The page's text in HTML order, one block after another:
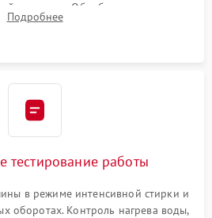
хомутами. Обработка стыков
возможных протечек воды.
Подробнее
тестирование работы
в режиме интенсивной стирки и
оборотах. Контроль нагрева воды,